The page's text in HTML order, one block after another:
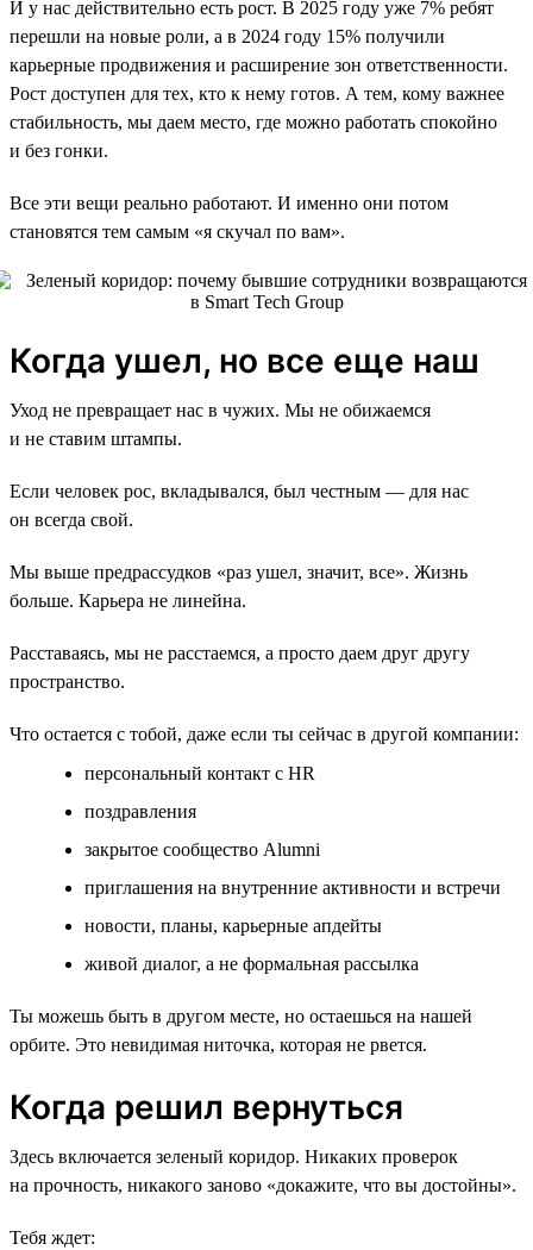
И у нас действительно есть рост. В 2025 году уже 7% ребят
перешли на новые роли, а в 2024 году 15% получили
карьерные продвижения и расширение зон ответственности.
Рост доступен для тех, кто к нему готов. А тем, кому важнее
стабильность, мы даем место, где можно работать спокойно
и без гонки.
Все эти вещи реально работают. И именно они потом
становятся тем самым «я скучал по вам».
Когда ушел, но все еще наш
Уход не превращает нас в чужих. Мы не обижаемся
и не ставим штампы.
Если человек рос, вкладывался, был честным — для нас
он всегда свой.
Мы выше предрассудков «раз ушел, значит, все». Жизнь
больше. Карьера не линейна.
Расставаясь, мы не расстаемся, а просто даем друг другу
пространство.
Что остается с тобой, даже если ты сейчас в другой компании:
персональный контакт с HR
поздравления
закрытое сообщество Alumni
приглашения на внутренние активности и встречи
новости, планы, карьерные апдейты
живой диалог, а не формальная рассылка
Ты можешь быть в другом месте, но остаешься на нашей
орбите. Это невидимая ниточка, которая не рвется.
Когда решил вернуться
Здесь включается зеленый коридор. Никаких проверок
на прочность, никакого заново «докажите, что вы достойны».
Тебя ждет: